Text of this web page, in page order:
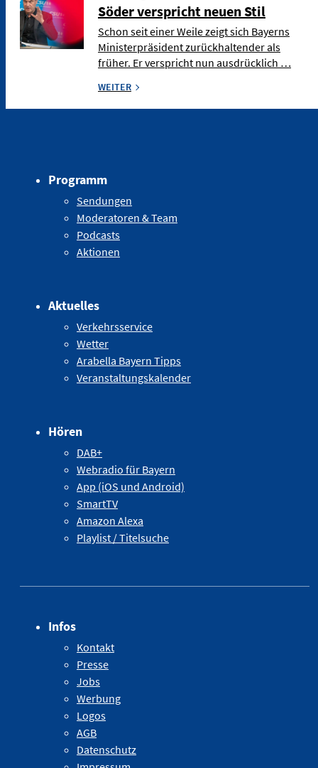
Söder verspricht neuen Stil
Schon seit einer Weile zeigt sich Bayerns
Ministerpräsident zurückhaltender als
früher. Er verspricht nun ausdrücklich …
WEITER
Programm
Sendungen
Moderatoren & Team
Podcasts
Aktionen
Aktuelles
Verkehrsservice
Wetter
Arabella Bayern Tipps
Veranstaltungskalender
Hören
DAB+
Webradio für Bayern
App (iOS und Android)
SmartTV
Amazon Alexa
Playlist / Titelsuche
Infos
Kontakt
Presse
Jobs
Werbung
Logos
AGB
Datenschutz